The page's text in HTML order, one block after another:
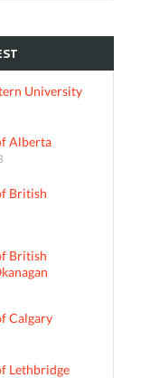
University
Alberta
British
British
Calgary
Lethbridge